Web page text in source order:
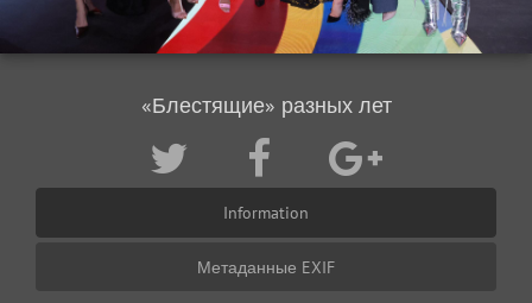
«Блестящие» разных лет
Information
Метаданные EXIF